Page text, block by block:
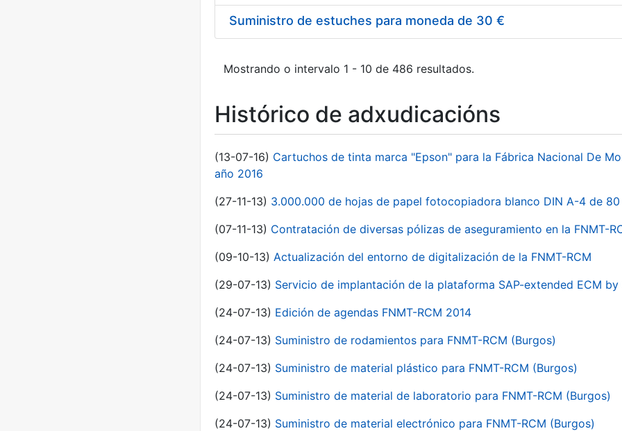
Suministro de estuches para moneda de 30 €
Mostrando o intervalo 1 - 10 de 486 resultados.
Histórico de adxudicacións
(13-07-16) Cartuchos de tinta marca "Epson" para la Fábrica Nacional De
año 2016
(27-11-13) 3.000.000 de hojas de papel fotocopiadora blanco DIN A-4 de 80
(07-11-13) Contratación de diversas pólizas de aseguramiento en la FNMT-
(09-10-13) Actualización del entorno de digitalización de la FNMT-RCM
(29-07-13) Servicio de implantación de la plataforma SAP-extended ECM by
(24-07-13) Edición de agendas FNMT-RCM 2014
(24-07-13) Suministro de rodamientos para FNMT-RCM (Burgos)
(24-07-13) Suministro de material plástico para FNMT-RCM (Burgos)
(24-07-13) Suministro de material de laboratorio para FNMT-RCM (Burgos)
(24-07-13) Suministro de material electrónico para FNMT-RCM (Burgos)